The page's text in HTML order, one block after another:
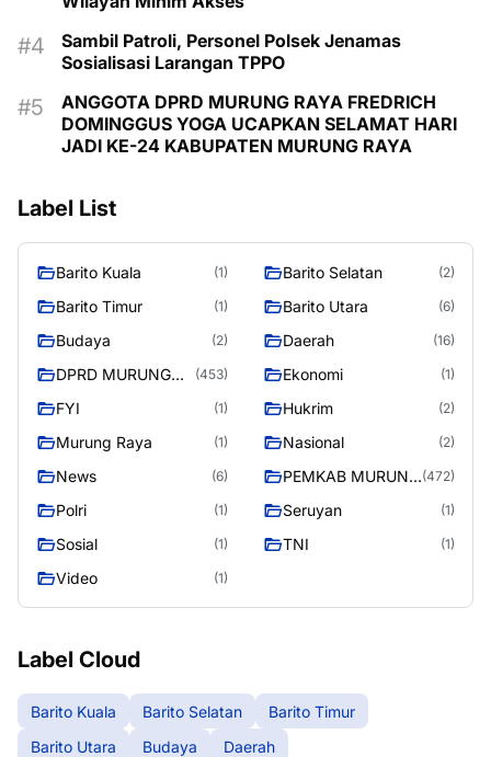
Sambil Patroli, Personel Polsek Jenamas
Sosialisasi Larangan TPPO
ANGGOTA DPRD MURUNG RAYA FREDRICH
DOMINGGUS YOGA UCAPKAN SELAMAT HARI
JADI KE-24 KABUPATEN MURUNG RAYA
Label List
Barito Kuala (1) Barito Selatan (2)
Barito Timur (1) Barito Utara (6)
Budaya (2) Daerah (16)
DPRD MURUNG
(453) Ekonomi (1)
FYI (1) Hukrim (2)
Murung Raya (1) Nasional (2)
News (6)
PEMKAB MURUNG (472)
Polri (1) Seruyan (1)
Sosial (1) TNI (1)
Video (1)
Label Cloud
Barito Kuala Barito Selatan
Barito Timur
Barito Utara
Budaya
Daerah